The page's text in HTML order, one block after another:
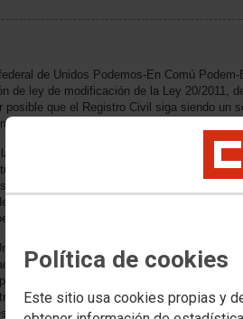
Política de cookies
Este sitio usa cookies propias y
de Unidos Podemos-En Comú
de ley de modificación de la Ley 20/2011,
posible que el Registro Civil siga siendo un
por personal de la Administración de
a las organizaciones sindicales el
del Registro Civil. Pero el Ministerio de
dar respuesta a las demandas
todos los partidos judiciales y de las
entre otras, de la competencia sobre
Podemos – En Comú Podem – En
de CCOO, enmiendas al proyecto de ley
que no entrasen todavía en vigor
civil por los notarios, así como una
de adquisición de nacionalidad por